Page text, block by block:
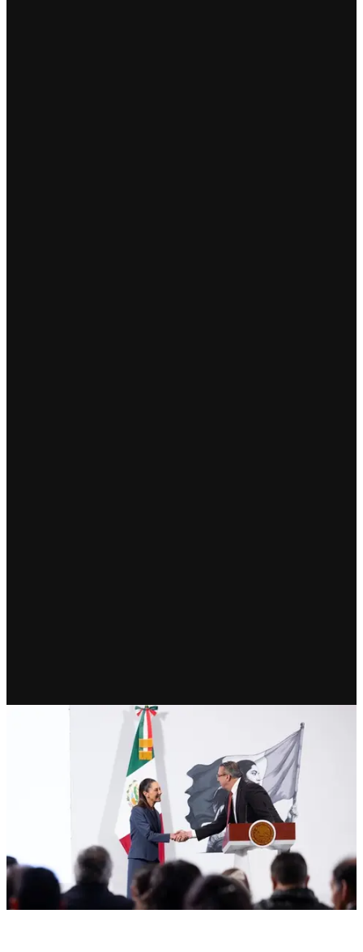
ECONOMÍA
Bimbo anuncia inversión por
más de 2 mil mdd